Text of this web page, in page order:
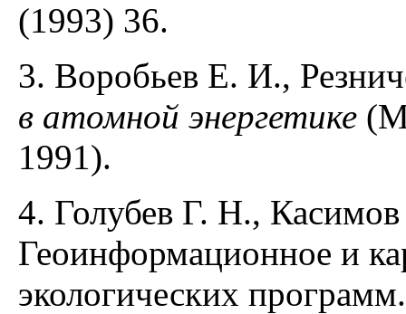
(1993) 36.
3. Воробьев Е. И.,
в атомной энергетике
1991).
4. Голубев Г. Н.,
Геоинформационное и
экологических